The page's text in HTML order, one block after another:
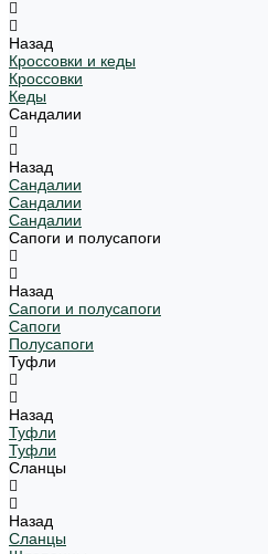
Назад
Кроссовки и кеды
Кроссовки
Кеды
Сандалии
Назад
Сандалии
Сандалии
Сандалии
Сапоги и полусапоги
Назад
Сапоги и полусапоги
Сапоги
Полусапоги
Туфли
Назад
Туфли
Туфли
Сланцы
Назад
Сланцы